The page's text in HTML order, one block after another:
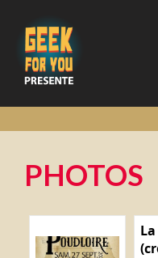
PHOTOS